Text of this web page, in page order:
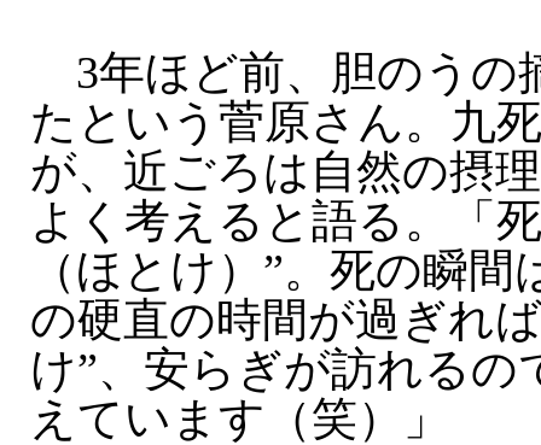
3年ほど前、胆のうの
たという菅原さん。九
が、近ごろは自然の摂
よく考えると語る。「
（ほとけ）”。死の瞬
の硬直の時間が過ぎれ
け”、安らぎが訪れる
えています（笑）」